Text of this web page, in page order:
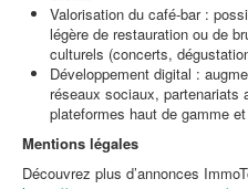
Valorisation du café-bar :
légère de restauration ou de
culturels (concerts,
Développement digital :
réseaux sociaux, partenariats
plateformes haut de gamme
Mentions légales
Découvrez plus d’annonces